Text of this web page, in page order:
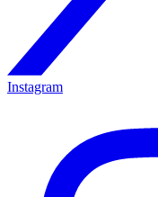
Instagram